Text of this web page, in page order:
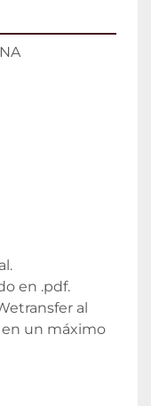
en .pdf.
al
un máximo